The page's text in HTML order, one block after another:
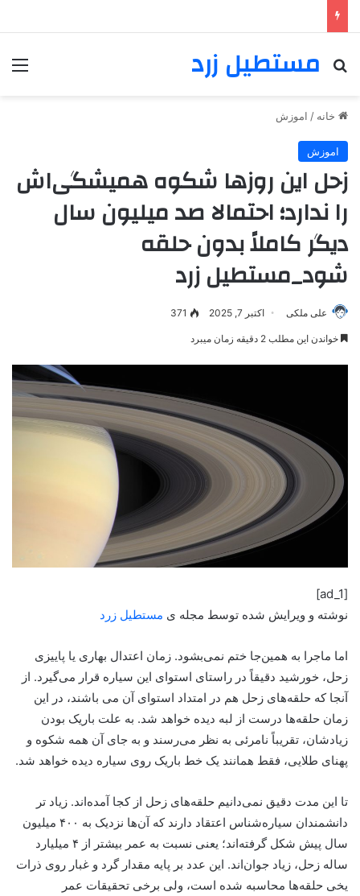
مستطیل زرد
خانه / اموزش
اموزش
زحل این روزها شکوه همیشگی‌اش
را ندارد؛ احتمالا صد میلیون سال
دیگر کاملاً بدون حلقه
شود_مستطیل زرد
علی ملکی اکتبر 7, 2025 371
خواندن این مطلب 2 دقیقه زمان میبرد
[ad_1]
نوشته و ویرایش شده توسط مجله ی مستطیل زرد
اما ماجرا به همین‌جا ختم نمی‌بشود. زمان اعتدال بهاری یا پاییزی
زحل، خورشید دقیقاً در راستای استوای این سیاره قرار می‌گیرد. از
آنجا که حلقه‌های زحل هم در امتداد استوای آن می باشند، در این
زمان حلقه‌ها درست از لبه دیده خواهد شد. به علت باریک بودن
زیادشان، تقریباً نامرئی به نظر می‌رسند و به جای آن همه شکوه و
پهنای طلایی، فقط همانند یک خط باریک روی سیاره دیده خواهد شد.
تا این مدت دقیق نمی‌دانیم حلقه‌های زحل از کجا آمده‌اند. زیاد تر
دانشمندان سیاره‌شناس اعتقاد دارند که آن‌ها نزدیک به ۴۰۰ میلیون
سال پیش شکل گرفته‌اند؛ یعنی نسبت به عمر بیشتر از ۴ میلیارد
ساله زحل، زیاد جوان‌اند. این عدد بر پایه مقدار گرد و غبار روی ذرات
یخی حلقه‌ها محاسبه شده است، ولی برخی تحقیقات عمر